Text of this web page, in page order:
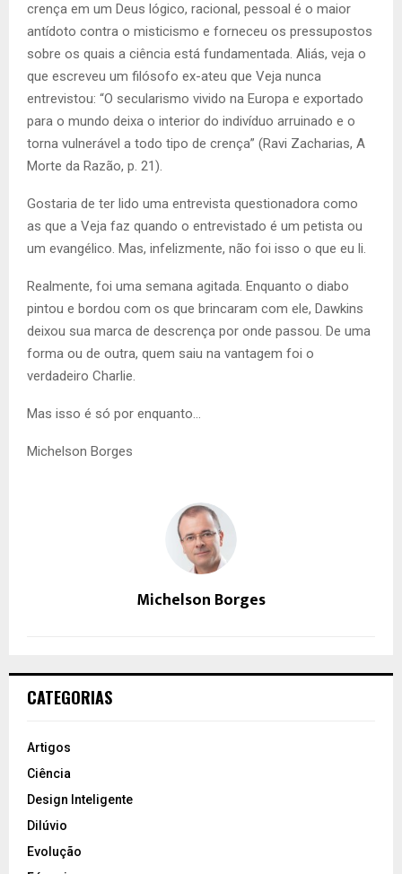
crença em um Deus lógico, racional, pessoal é o maior
antídoto contra o misticismo e forneceu os pressupostos
sobre os quais a ciência está fundamentada. Aliás, veja o
que escreveu um filósofo ex-ateu que Veja nunca
entrevistou: “O secularismo vivido na Europa e exportado
para o mundo deixa o interior do indivíduo arruinado e o
torna vulnerável a todo tipo de crença” (Ravi Zacharias, A
Morte da Razão, p. 21).
Gostaria de ter lido uma entrevista questionadora como
as que a Veja faz quando o entrevistado é um petista ou
um evangélico. Mas, infelizmente, não foi isso o que eu li.
Realmente, foi uma semana agitada. Enquanto o diabo
pintou e bordou com os que brincaram com ele, Dawkins
deixou sua marca de descrença por onde passou. De uma
forma ou de outra, quem saiu na vantagem foi o
verdadeiro Charlie.
Mas isso é só por enquanto…
Michelson Borges
Michelson Borges
CATEGORIAS
Artigos
Ciência
Design Inteligente
Dilúvio
Evolução